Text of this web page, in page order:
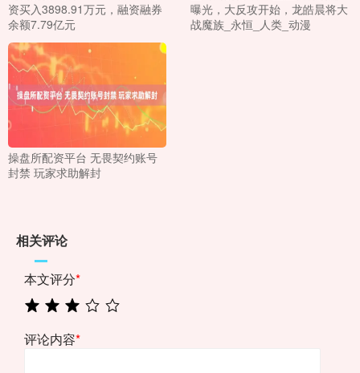
资买入3898.91万元，融资融券
余额7.79亿元
曝光，大反攻开始，龙皓晨将大
战魔族_永恒_人类_动漫
操盘所配资平台 无畏契约账号
封禁 玩家求助解封
相关评论
本文评分*
评论内容*